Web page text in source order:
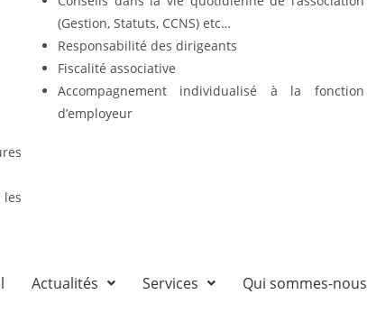
(Gestion, Statuts, CCNS) etc…
Responsabilité des dirigeants
Fiscalité associative
Accompagnement individualisé à la fonction
d’employeur
Actualités Services Qui sommes-nous